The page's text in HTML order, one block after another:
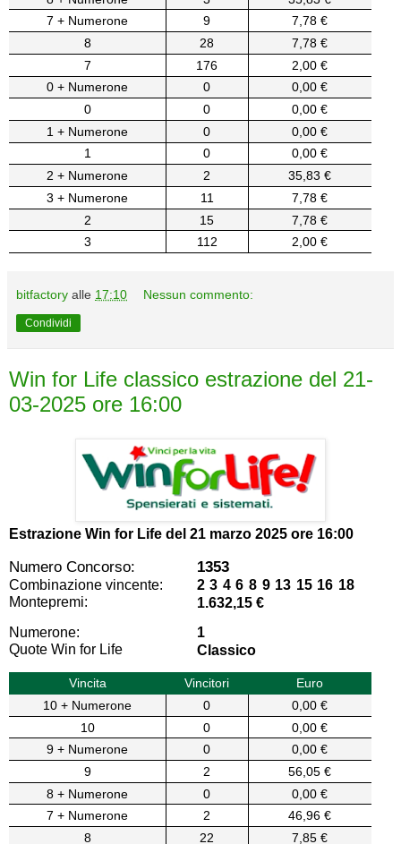
7 + Numerone
9
7,78 €
8
28
7,78 €
7
176
2,00 €
0 + Numerone
0
0,00 €
0
0
0,00 €
1 + Numerone
0
0,00 €
1
0
0,00 €
2 + Numerone
2
35,83 €
3 + Numerone
11
7,78 €
2
15
7,78 €
3
112 2,00 €
bitfactory alle 17:10 Nessun commento:
Condividi
Win for Life classico estrazione del 21-
03-2025 ore 16:00
Estrazione Win for Life del 21 marzo 2025 ore 16:00
Numero Concorso: 1353
Combinazione vincente:
2 3 4 6 8 9 13 15 16 18
Montepremi:
1.632,15 €
Numerone:
1
Quote Win for Life
Classico
Vincita Vincitori
Euro
10 + Numerone
0
0,00 €
10
0
0,00 €
9 + Numerone
0
0,00 €
9
2
56,05 €
8 + Numerone
0
0,00 €
7 + Numerone
2
46,96 €
8
22
7,85 €